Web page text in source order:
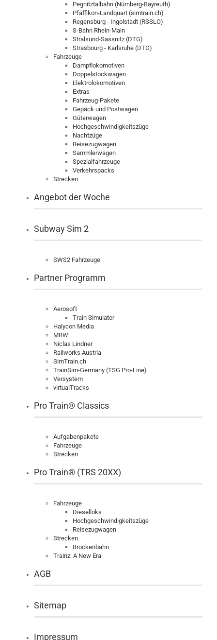
Pegnitztalbahn (Nürnberg-Bayreuth)
Pfäffikon-Landquart (simtrain.ch)
Regensburg - Ingolstadt (RSSLO)
S-Bahn Rhein-Main
Stralsund-Sassnitz (DTG)
Strasbourg - Karlsruhe (DTG)
Fahrzeuge
Dampflokomotiven
Doppelstockwagen
Elektrolokomotiven
Extras
Fahrzeug-Pakete
Gepäck und Postwagen
Güterwagen
Hochgeschwindigkeitszüge
Nachtzüge
Reisezugwagen
Sammlerwagen
Spezialfahrzeuge
Verkehrspacks
Strecken
Angebot der Woche
Subway Sim 2
SWS2 Fahrzeuge
Partner Programm
Aerosoft
Train Simulator
Halycon Media
MRW
Niclas Lindner
Railworks Austria
SimTrain.ch
TrainSim-Germany (TSG Pro-Line)
Versystem
virtualTracks
Pro Train® Classics
Aufgabenpakete
Fahrzeuge
Strecken
Pro Train® (TRS 20XX)
Fahrzeuge
Dieselloks
Hochgeschwindigkeitszüge
Reisezugwagen
Strecken
Brockenbahn
Trainz: A New Era
AGB
Sitemap
Impressum